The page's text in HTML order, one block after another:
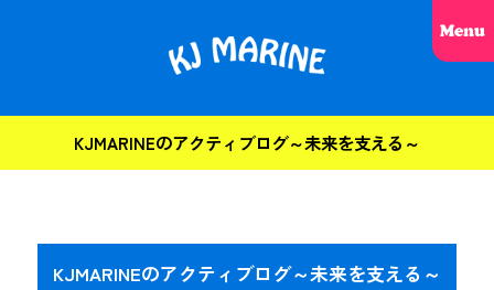
KJMARINEのアクティブログ～未来を支える～
KJMARINEのアクティブログ～未来を支える～